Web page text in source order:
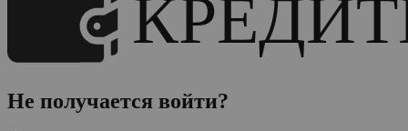
Не получается войти?